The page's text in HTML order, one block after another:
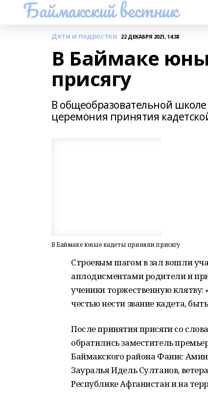
Баймакский вестник
Дети и подростки 22 ДЕКАБРЯ 2021, 14:38
В Баймаке
присягу
В общеобразовательной
церемония принятия
В Баймаке юные кадеты приняли присягу
Строевым шагом в зал вошли
аплодисментами родители и
ученики торжественную
честью нести звание кадета,
После принятия присяги со
обратились заместитель
Баймакского района Фанис
Зауралья Идель Султанов,
Республике Афганистан и на